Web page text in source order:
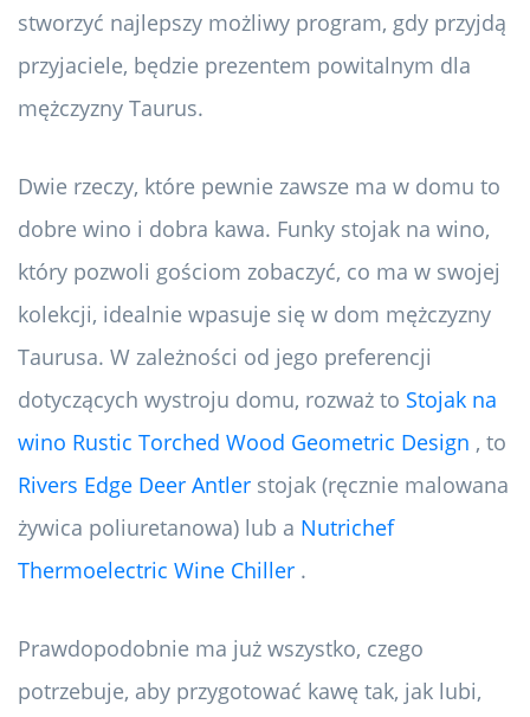
stworzyć najlepszy możliwy program, gdy przyjdą
przyjaciele, będzie prezentem powitalnym dla
mężczyzny Taurus.
Dwie rzeczy, które pewnie zawsze ma w domu to
dobre wino i dobra kawa. Funky stojak na wino,
który pozwoli gościom zobaczyć, co ma w swojej
kolekcji, idealnie wpasuje się w dom mężczyzny
Taurusa. W zależności od jego preferencji
dotyczących wystroju domu, rozważ to Stojak na
wino Rustic Torched Wood Geometric Design , to
Rivers Edge Deer Antler stojak (ręcznie malowana
żywica poliuretanowa) lub a Nutrichef
Thermoelectric Wine Chiller .
Prawdopodobnie ma już wszystko, czego
potrzebuje, aby przygotować kawę tak, jak lubi,